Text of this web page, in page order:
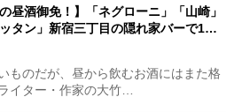
の昼酒御免！】「ネグローニ」「山崎」
ッタン」新宿三丁目の隠れ家バーで1…
ものだが、昼から飲むお酒にはまた格
イター・作家の大竹…